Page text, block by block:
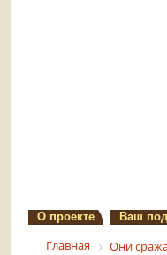
О проекте Ваш
Главная Они